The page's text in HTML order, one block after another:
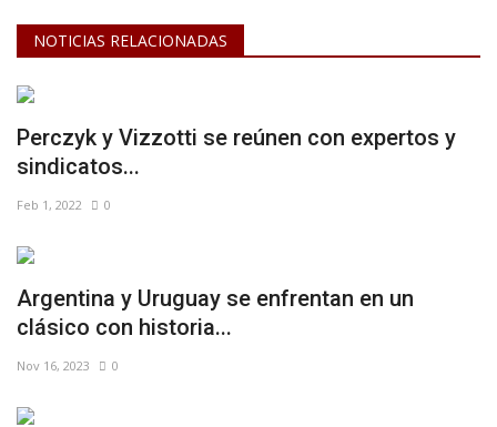
NOTICIAS RELACIONADAS
Perczyk y Vizzotti se reúnen con expertos y
sindicatos...
Feb 1, 2022 0
Argentina y Uruguay se enfrentan en un
clásico con historia...
Nov 16, 2023 0